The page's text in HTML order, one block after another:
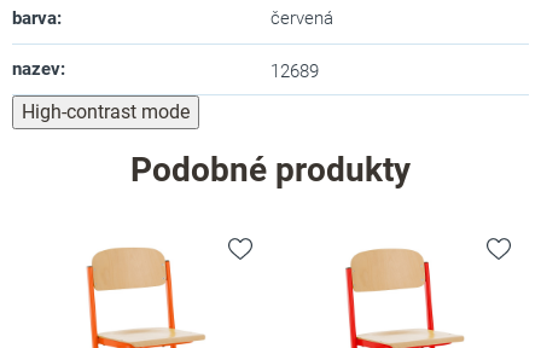
barva: červená
nazev: 12689
High-contrast mode
Podobné produkty